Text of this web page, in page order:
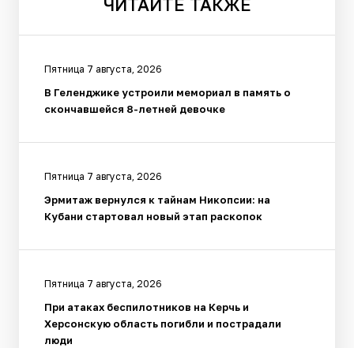
Пятница 7 августа, 2026
В Геленджике устроили мемориал в память о
скончавшейся 8-летней девочке
Пятница 7 августа, 2026
Эрмитаж вернулся к тайнам Никопсии: на
Кубани стартовал новый этап раскопок
Пятница 7 августа, 2026
При атаках беспилотников на Керчь и
Херсонскую область погибли и пострадали
люди